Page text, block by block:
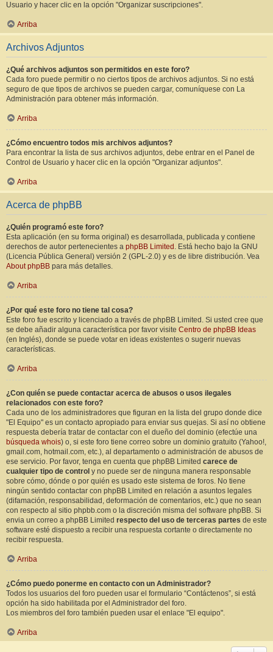
Usuario y hacer clic en la opción "Organizar suscripciones".
Arriba
Archivos Adjuntos
¿Qué archivos adjuntos son permitidos en este foro?
Cada foro puede permitir o no ciertos tipos de archivos adjuntos. Si no está
seguro de que tipos de archivos se pueden cargar, comuníquese con La
Administración para obtener más información.
Arriba
¿Cómo encuentro todos mis archivos adjuntos?
Para encontrar la lista de sus archivos adjuntos, debe entrar en el Panel de
Control de Usuario y hacer clic en la opción "Organizar adjuntos".
Arriba
Acerca de phpBB
¿Quién programó este foro?
Esta aplicación (en su forma original) es desarrollada, publicada y contiene
derechos de autor pertenecientes a phpBB Limited . Está hecho bajo la GNU
(Licencia Pública General) versión 2 (GPL-2.0) y es de libre distribución. Vea
About phpBB para más detalles.
Arriba
¿Por qué este foro no tiene tal cosa?
Este foro fue escrito y licenciado a través de phpBB Limited. Si usted cree que
se debe añadir alguna característica por favor visite Centro de phpBB Ideas
(en Inglés), donde se puede votar en ideas existentes o sugerir nuevas
características.
Arriba
¿Con quién se puede contactar acerca de abusos o usos ilegales
relacionados con este foro?
Cada uno de los administradores que figuran en la lista del grupo donde dice
"El Equipo" es un contacto apropiado para enviar sus quejas. Si así no obtiene
respuesta debería tratar de contactar con el dueño del dominio (efectúe una
búsqueda whois) o, si este foro tiene correo sobre un dominio gratuito (Yahoo!,
gmail.com, hotmail.com, etc.), al departamento o administración de abusos de
ese servicio. Por favor, tenga en cuenta que phpBB Limited carece de
cualquier tipo de control y no puede ser de ninguna manera responsable
sobre cómo, dónde o por quién es usado este sistema de foros. No tiene
ningún sentido contactar con phpBB Limited en relación a asuntos legales
(difamación, responsabilidad, deformación de comentarios, etc.) que no sean
con respecto al sitio phpbb.com o la discreción misma del software phpBB. Si
envia un correo a phpBB Limited respecto del uso de terceras partes de este
software esté dispuesto a recibir una respuesta cortante o directamente no
recibir respuesta.
Arriba
¿Cómo puedo ponerme en contacto con un Administrador?
Todos los usuarios del foro pueden usar el formulario “Contáctenos”, si está
opción ha sido habilitada por el Administrador del foro.
Los miembros del foro también pueden usar el enlace "El equipo".
Arriba